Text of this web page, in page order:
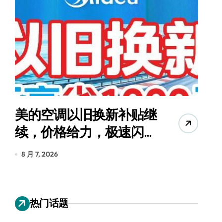
美的空调以旧换新补贴继
续，价格给力，极速闪
装！
8 月 7, 2026
热门话题